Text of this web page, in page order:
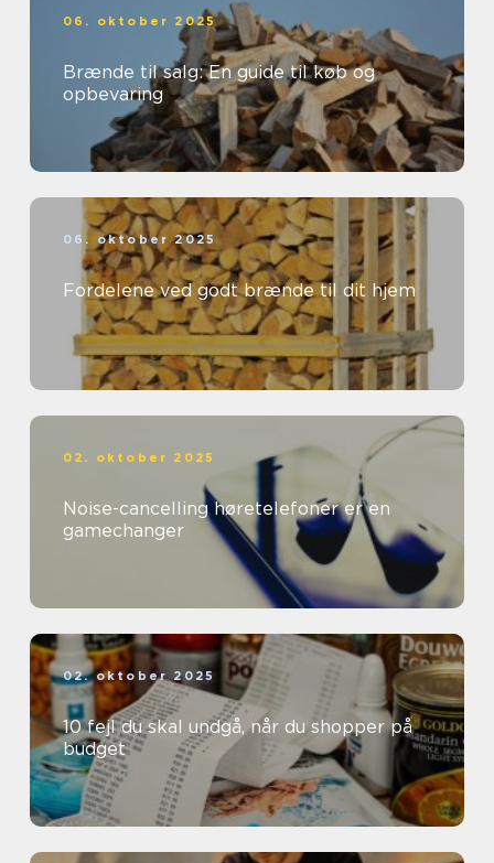
06. oktober 2025
Brænde til salg: En guide til køb og
opbevaring
06. oktober 2025
Fordelene ved godt brænde til dit hjem
02. oktober 2025
Noise-cancelling høretelefoner er en
gamechanger
02. oktober 2025
10 fejl du skal undgå, når du shopper på
budget